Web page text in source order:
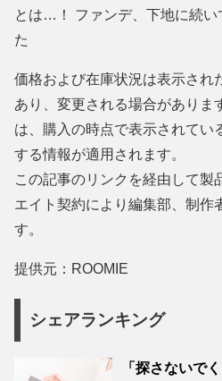
とは…！ ファンデ、下地に続い
た
価格および在庫状況は表示され
あり、変更される場合がありま
は、購入の時点で表示されてい
する情報が適用されます。
この記事のリンクを経由して製
エイト契約により編集部、制作
す。
提供元：ROOMIE
シェアランキング
「探さないで